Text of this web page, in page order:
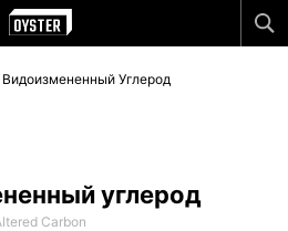
Видоизмененный Углерод
углерод
Carbon